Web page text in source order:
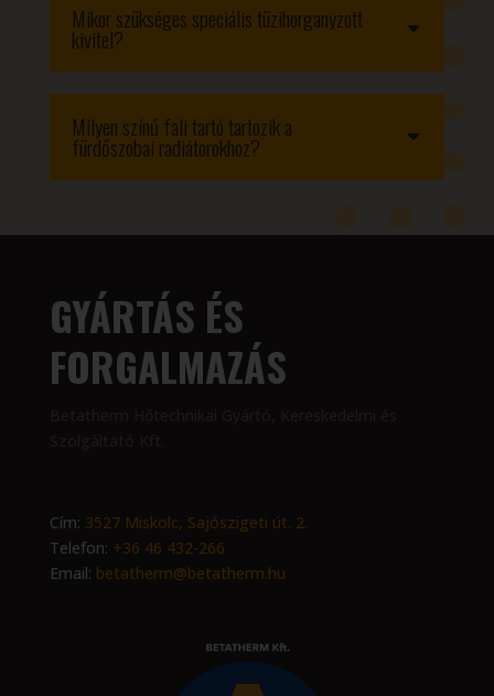
Mikor szükséges speciális tüzihorganyzott
kivitel?
Milyen színű fali tartó tartozik a
fürdőszobai radiátorokhoz?
GYÁRTÁS ÉS
FORGALMAZÁS
Cím: 3527 Miskolc, Sajószigeti út. 2.
Telefon: +36 46 432-266
Email: betatherm@betatherm.hu